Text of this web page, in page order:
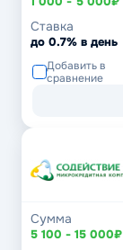
Ставка
до 0.7% в день
Добавить в
сравнение
Сумма
5 100 - 15 000₽